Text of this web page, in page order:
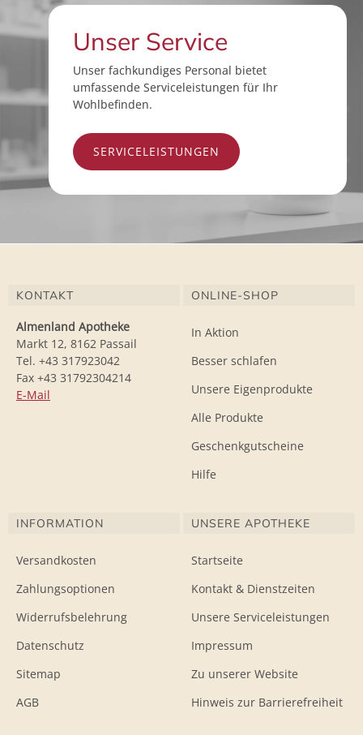
Unser Service
Unser fachkundiges Personal bietet
umfassende Serviceleistungen für Ihr
Wohlbefinden.
SERVICELEISTUNGEN
KONTAKT
Almenland Apotheke
Markt 12, 8162 Passail
Tel. +43 317923042
Fax +43 31792304214
E-Mail
ONLINE-SHOP
In Aktion
Besser schlafen
Unsere Eigenprodukte
Alle Produkte
Geschenkgutscheine
Hilfe
INFORMATION
Versandkosten
Zahlungsoptionen
Widerrufsbelehrung
Datenschutz
Sitemap
AGB
UNSERE APOTHEKE
Startseite
Kontakt & Dienstzeiten
Unsere Serviceleistungen
Impressum
Zu unserer Website
Hinweis zur Barrierefreiheit